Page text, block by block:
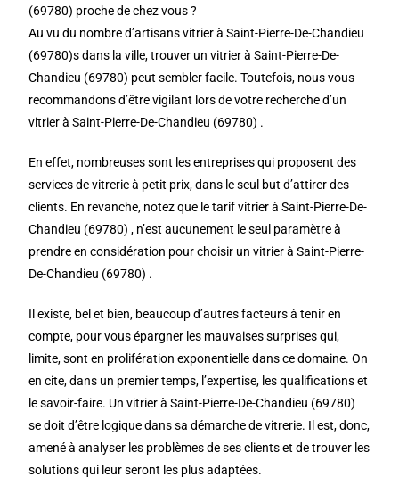
(69780) proche de chez vous ?
Au vu du nombre d’artisans vitrier à Saint-Pierre-De-Chandieu
(69780)s dans la ville, trouver un vitrier à Saint-Pierre-De-
Chandieu (69780) peut sembler facile. Toutefois, nous vous
recommandons d’être vigilant lors de votre recherche d’un
vitrier à Saint-Pierre-De-Chandieu (69780) .
En effet, nombreuses sont les entreprises qui proposent des
services de vitrerie à petit prix, dans le seul but d’attirer des
clients. En revanche, notez que le tarif vitrier à Saint-Pierre-De-
Chandieu (69780) , n’est aucunement le seul paramètre à
prendre en considération pour choisir un vitrier à Saint-Pierre-
De-Chandieu (69780) .
Il existe, bel et bien, beaucoup d’autres facteurs à tenir en
compte, pour vous épargner les mauvaises surprises qui,
limite, sont en prolifération exponentielle dans ce domaine. On
en cite, dans un premier temps, l’expertise, les qualifications et
le savoir-faire. Un vitrier à Saint-Pierre-De-Chandieu (69780)
se doit d’être logique dans sa démarche de vitrerie. Il est, donc,
amené à analyser les problèmes de ses clients et de trouver les
solutions qui leur seront les plus adaptées.